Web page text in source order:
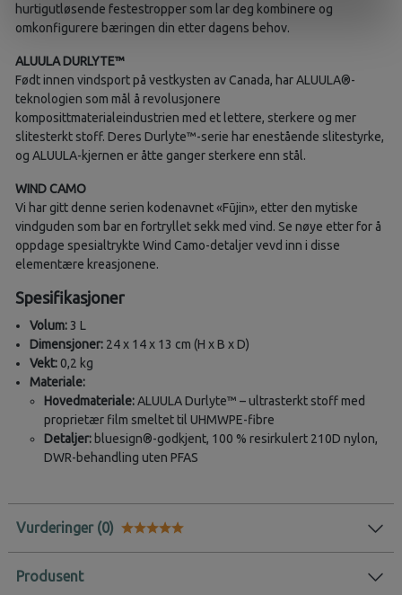
hurtigutløsende festestropper som lar deg kombinere og
omkonfigurere bæringen din etter dagens behov.
ALUULA DURLYTE™
Født innen vindsport på vestkysten av Canada, har ALUULA®-
teknologien som mål å revolusjonere
komposittmaterialeindustrien med et lettere, sterkere og mer
slitesterkt stoff. Deres Durlyte™-serie har enestående slitestyrke,
og ALUULA-kjernen er åtte ganger sterkere enn stål.
WIND CAMO
Vi har gitt denne serien kodenavnet «Fūjin», etter den mytiske
vindguden som bar en fortryllet sekk med vind. Se nøye etter for å
oppdage spesialtrykte Wind Camo-detaljer vevd inn i disse
elementære kreasjonene.
Spesifikasjoner
Volum: 3 L
Dimensjoner: 24 x 14 x 13 cm (H x B x D)
Vekt:0,2 kg
Materiale:
Hovedmateriale:ALUULA Durlyte™ – ultrasterkt stoff med
proprietær film smeltet til UHMWPE-fibre
Detaljer: bluesign®-godkjent, 100 % resirkulert 210D nylon,
DWR-behandling uten PFAS
Vurderinger
Produsent